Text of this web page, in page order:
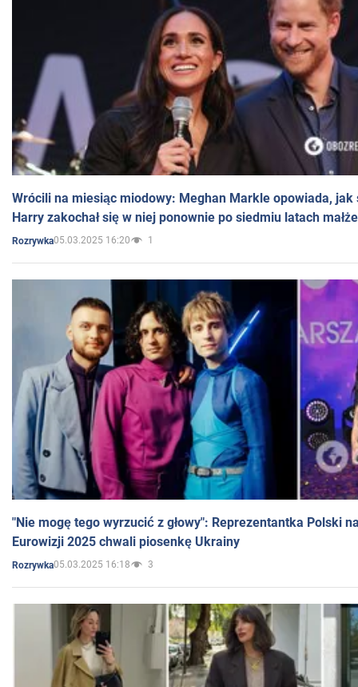
Wrócili na miesiąc miodowy: Meghan Markle opowiada, jak
Harry zakochał się w niej ponownie po siedmiu latach
Rozrywka05.03.2025 16:20 1
"Nie mogę tego wyrzucić z głowy": Reprezentantka Polski
Eurowizji 2025 chwali piosenkę Ukrainy
Rozrywka05.03.2025 16:18 3